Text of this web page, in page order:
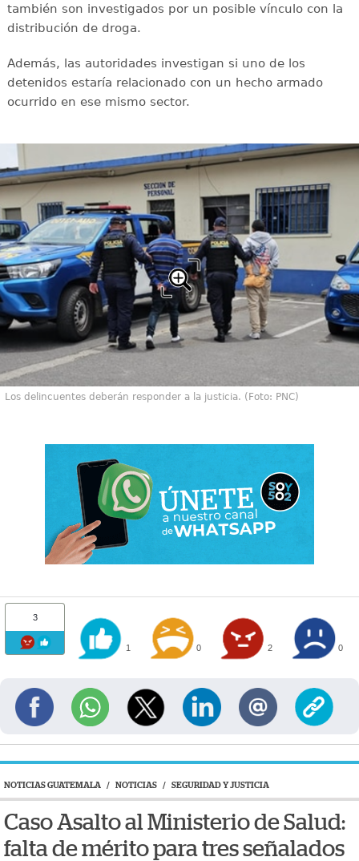
también son investigados por un posible vínculo con la
distribución de droga.
Además, las autoridades investigan si uno de los
detenidos estaría relacionado con un hecho armado
ocurrido en ese mismo sector.
Los delincuentes deberán responder a la justicia. (Foto: PNC)
3
1 0 2 0
NOTICIAS GUATEMALA / NOTICIAS / SEGURIDAD Y JUSTICIA
Caso Asalto al Ministerio de Salud:
falta de mérito para tres señalados